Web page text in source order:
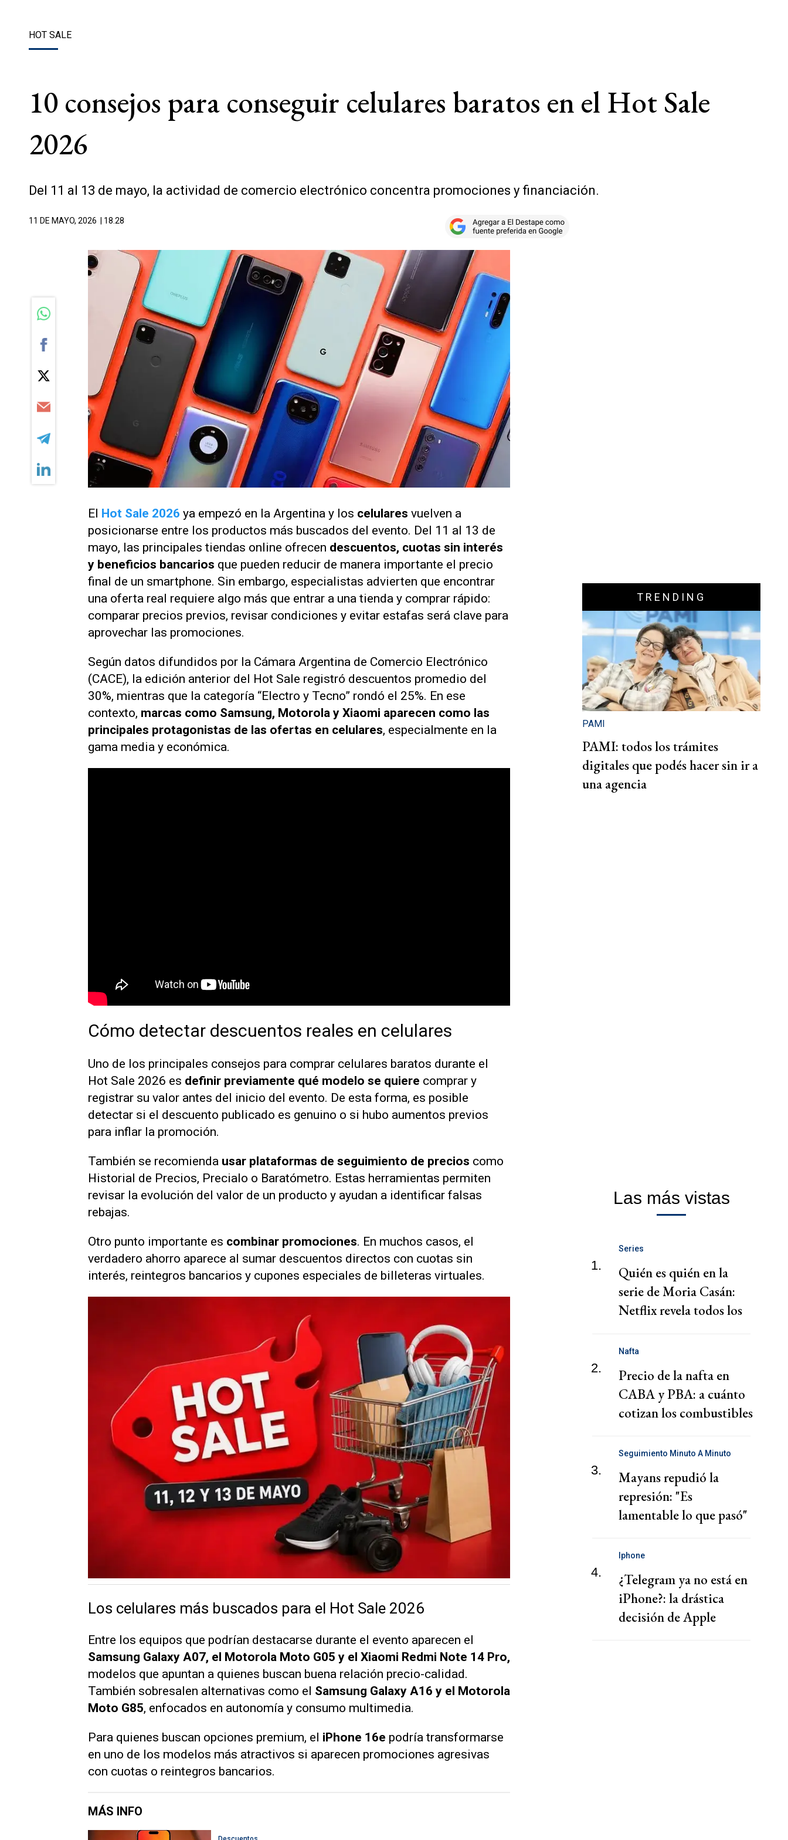
HOT SALE
10 consejos para conseguir celulares baratos en el Hot Sale
2026
Del 11 al 13 de mayo, la actividad de comercio electrónico concentra promociones y financiación.
11 DE MAYO, 2026 | 18.28
El Hot Sale 2026 ya empezó en la Argentina y los celulares vuelven a
posicionarse entre los productos más buscados del evento. Del 11 al 13 de
mayo, las principales tiendas online ofrecen descuentos, cuotas sin interés
y beneficios bancarios que pueden reducir de manera importante el precio
final de un smartphone. Sin embargo, especialistas advierten que encontrar
una oferta real requiere algo más que entrar a una tienda y comprar rápido:
comparar precios previos, revisar condiciones y evitar estafas será clave para
aprovechar las promociones.
Según datos difundidos por la Cámara Argentina de Comercio Electrónico
(CACE), la edición anterior del Hot Sale registró descuentos promedio del
30%, mientras que la categoría “Electro y Tecno” rondó el 25%. En ese
contexto, marcas como Samsung, Motorola y Xiaomi aparecen como las
principales protagonistas de las ofertas en celulares, especialmente en la
gama media y económica.
Cómo detectar descuentos reales en celulares
Uno de los principales consejos para comprar celulares baratos durante el
Hot Sale 2026 es definir previamente qué modelo se quiere comprar y
registrar su valor antes del inicio del evento. De esta forma, es posible
detectar si el descuento publicado es genuino o si hubo aumentos previos
para inflar la promoción.
También se recomienda usar plataformas de seguimiento de precios como
Historial de Precios, Precialo o Baratómetro. Estas herramientas permiten
revisar la evolución del valor de un producto y ayudan a identificar falsas
rebajas.
Otro punto importante es combinar promociones. En muchos casos, el
verdadero ahorro aparece al sumar descuentos directos con cuotas sin
interés, reintegros bancarios y cupones especiales de billeteras virtuales.
Los celulares más buscados para el Hot Sale 2026
Entre los equipos que podrían destacarse durante el evento aparecen el
Samsung Galaxy A07, el Motorola Moto G05 y el Xiaomi Redmi Note 14 Pro,
modelos que apuntan a quienes buscan buena relación precio-calidad.
También sobresalen alternativas como el Samsung Galaxy A16 y el Motorola
Moto G85, enfocados en autonomía y consumo multimedia.
Para quienes buscan opciones premium, el iPhone 16e podría transformarse
en uno de los modelos más atractivos si aparecen promociones agresivas
con cuotas o reintegros bancarios.
MÁS INFO
TRENDING
PAMI
PAMI: todos los trámites
digitales que podés hacer sin ir a
una agencia
Las más vistas
1.
Series
Quién es quién en la
serie de Moria Casán:
Netflix revela todos los
2.
Nafta
Precio de la nafta en
CABA y PBA: a cuánto
cotizan los combustibles
3.
Seguimiento Minuto A Minuto
Mayans repudió la
represión: "Es
lamentable lo que pasó"
4.
Iphone
¿Telegram ya no está en
iPhone?: la drástica
decisión de Apple